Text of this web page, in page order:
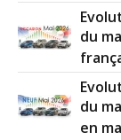
du
du
en